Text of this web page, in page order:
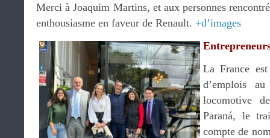
Merci à Joaquim Martins, et aux personnes
enthousiasme en faveur de Renault. +d’images
La France
d’emplois
locomotive
Paraná, le
compte de